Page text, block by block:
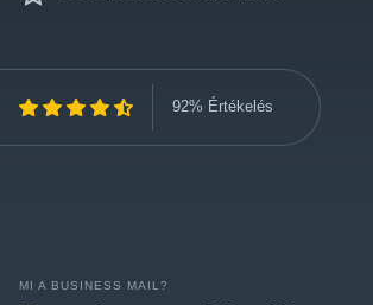
92% Értékelés
MI A BUSINESS MAIL?